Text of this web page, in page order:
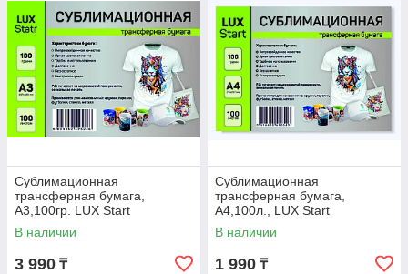
Сублимационная
трансферная бумага,
A3,100гр. LUX Start
В наличии
3 990 ₸
Сублимационная
трансферная бумага,
A4,100л., LUX Start
В наличии
1 990 ₸